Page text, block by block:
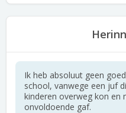
Ik heb absoluut geen
school, vanwege een juf
kinderen overweg kon en
onvoldoende gaf.